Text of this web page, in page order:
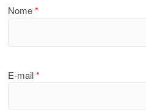
Nome*
E-mail*